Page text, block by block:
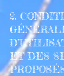
2.
ET DES